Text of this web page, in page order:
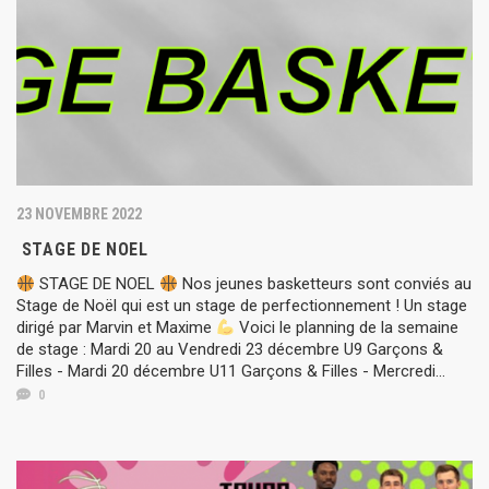
23 NOVEMBRE 2022
STAGE DE NOEL
STAGE DE NOEL
Nos jeunes basketteurs sont conviés au
Stage de Noël qui est un stage de perfectionnement ! Un stage
dirigé par Marvin et Maxime
Voici le planning de la semaine
de stage : Mardi 20 au Vendredi 23 décembre U9 Garçons &
Filles - Mardi 20 décembre U11 Garçons & Filles - Mercredi...
0